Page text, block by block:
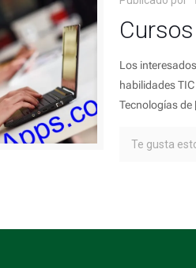
Los
habilidades
Tecnologías de
Te gusta